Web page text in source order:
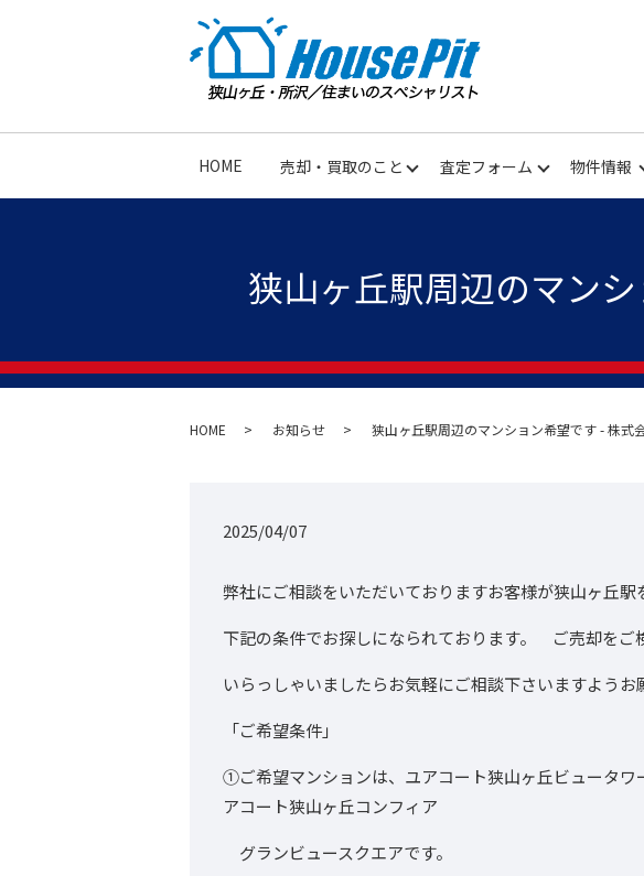
HOME 売却・買取のこと 査定フォーム 物件情報
狭山ヶ丘駅周辺のマン
HOME お知らせ 狭山ヶ丘駅周辺のマンション希望です - 株式
2025/04/07
弊社にご相談をいただいておりますお客様が狭山ヶ丘駅
下記の条件でお探しになられております。 ご売却をご
いらっしゃいましたらお気軽にご相談下さいますようお
「ご希望条件」
①ご希望マンションは、ユアコート狭山ヶ丘ビュータ
アコート狭山ヶ丘コンフィア
グランビュースクエアです。